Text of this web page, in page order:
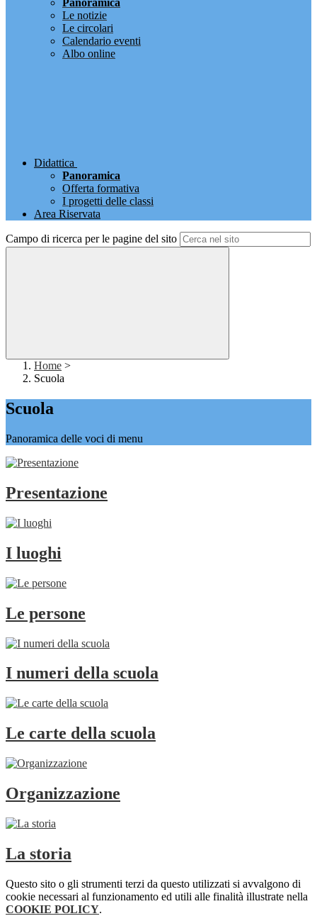
Panoramica
Le notizie
Le circolari
Calendario eventi
Albo online
Didattica
Panoramica
Offerta formativa
I progetti delle classi
Area Riservata
Campo di ricerca per le pagine del sito
Home >
Scuola
Scuola
Panoramica delle voci di menu
Presentazione
I luoghi
Le persone
I numeri della scuola
Le carte della scuola
Organizzazione
La storia
Questo sito o gli strumenti terzi da questo utilizzati si avvalgono di
cookie necessari al funzionamento ed utili alle finalità illustrate nella
COOKIE POLICY.